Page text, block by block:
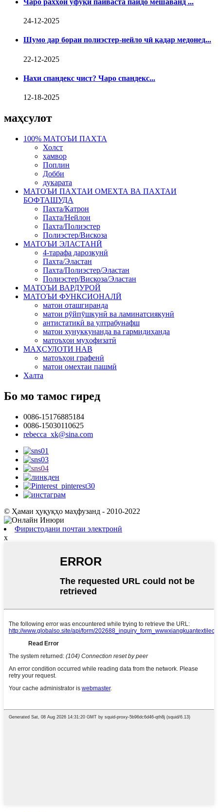
24-12-2025
Шумо дар бораи полиэстер-нейло чӣ қадар медонед...
22-12-2025
Нахи спандекс чист? Чаро спандекс...
12-18-2025
маҳсулот
100% МАТОЪИ ПАХТА
Холст
ҳамвор
Поплин
Добби
дукарата
МАТОЪИ ПАХТАИ ОМЕХТА ВА ПАХТАИ
БОФТАШУДА
Пахта/Катрон
Пахта/Нейлон
Пахта/Полиэстер
Полиэстер/Вискоза
МАТОЪИ ЭЛАСТАНӢ
4-тарафа дарозкунӣ
Пахта/Эластан
Пахта/Полиэстер/Эластан
Полиэстер/Вискоза/Эластан
МАТОЪИ ВАРДУРОЙ
МАТОЪИ ФУНКСИОНАЛӢ
матои оташгиранда
матои рӯйпӯшкунӣ ва ламинатсиякунӣ
антистатикӣ ва ултрабунафш
матои хунуккунанда ва гармидиҳанда
матоъҳои муҳофизатӣ
МАҲСУЛОТИ НАВ
матоъҳои графенӣ
матои омехтаи пашмӣ
Халта
Бо мо тамос гиред
0086-15176885184
0086-15030110625
rebecca_xk@sina.com
© Ҳамаи ҳуқуқҳо маҳфузанд - 2010-2022
Фиристодани почтаи электронӣ
x